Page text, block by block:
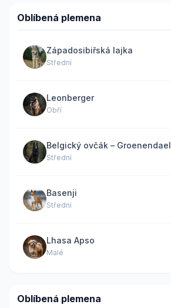
Oblíbená plemena
Západosibiřská lajka
Střední
Leonberger
Obří
Belgický ovčák – Groenendael
Střední
Basenji
Střední
Lhasa Apso
Malé
Oblíbená plemena